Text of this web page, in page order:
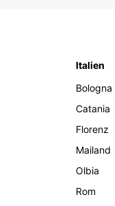
Italien
Bologna
Catania
Florenz
Mailand
Olbia
Rom